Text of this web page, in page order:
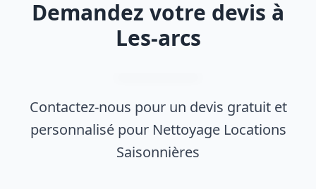
Demandez votre devis à
Les-arcs
Contactez-nous pour un devis gratuit et
personnalisé pour Nettoyage Locations
Saisonnières